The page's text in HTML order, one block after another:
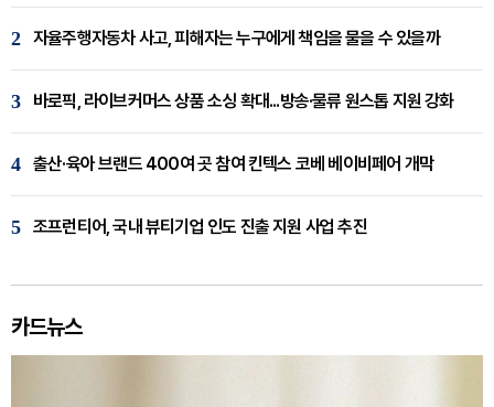
2 자율주행자동차 사고, 피해자는 누구에게 책임을 물을 수 있을까
3 바로픽, 라이브커머스 상품 소싱 확대...방송·물류 원스톱 지원 강화
4 출산·육아 브랜드 400여 곳 참여 킨텍스 코베 베이비페어 개막
5 조프런티어, 국내 뷰티기업 인도 진출 지원 사업 추진
카드뉴스